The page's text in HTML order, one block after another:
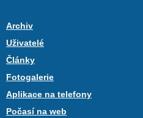
Archiv
Uživatelé
Články
Fotogalerie
Aplikace na telefony
Počasí na web